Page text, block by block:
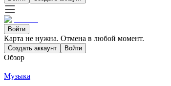
Войти
Карта не нужна. Отмена в любой момент.
Создать аккаунт Войти
Обзор
Музыка